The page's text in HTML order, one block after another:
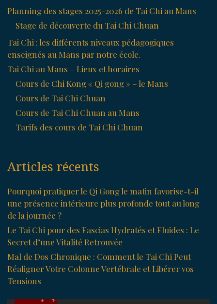
Planning des stages 2025-2026 de Tai Chi au Mans
Stage de découverte du Tai Chi Chuan
Tai Chi : les différents niveaux pédagogiques
enseignés au Mans par notre école.
Tai Chi au Mans – Lieux et horaires
Cours de Chi Kong « Qi gong » – le Mans
Cours de Tai Chi Chuan
Cours de Tai Chi Chuan au Mans
Tarifs des cours de Tai Chi Chuan
Articles récents
Pourquoi pratiquer le Qi Gong le matin favorise-t-il
une présence intérieure plus profonde tout au long
de la journée ?
Le Tai Chi pour des Fascias Hydratés et Fluides : Le
Secret d’une Vitalité Retrouvée
Mal de Dos Chronique : Comment le Tai Chi Peut
Réaligner Votre Colonne Vertébrale et Libérer vos
Tensions